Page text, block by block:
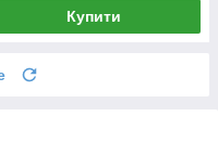
Купити